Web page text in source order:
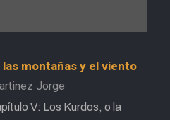
montañas y el viento
Jorge
V: Los Kurdos, o la